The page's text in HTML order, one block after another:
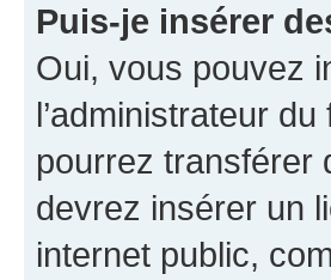
Puis-je insérer
Oui, vous pouvez
l’administrateur
pourrez transférer
devrez insérer un
internet public,